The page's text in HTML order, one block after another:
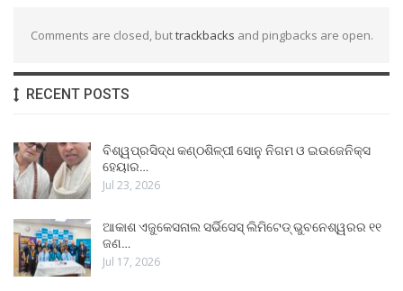
Comments are closed, buttrackbacks and pingbacks are open.
RECENT POSTS
ବିଶ୍ୱପ୍ରସିଦ୍ଧ କଣ୍ଠଶିଳ୍ପୀ ସୋନୁ ନିଗମ ଓ ଇଉଜେନିକ୍ସ
ହେୟାର…
Jul 23, 2026
ଆକାଶ ଏଜୁକେସନାଲ ସର୍ଭିସେସ୍ ଲିମିଟେଡ୍ ଭୁବନେଶ୍ୱରର ୧୧
ଜଣ…
Jul 17, 2026